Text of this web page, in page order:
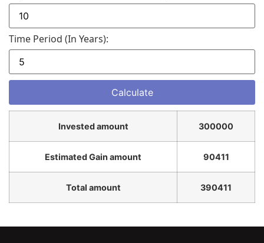
Time Period (in Years):
Invested amount 300000
Estimated Gain amount 90411
Total amount 390411